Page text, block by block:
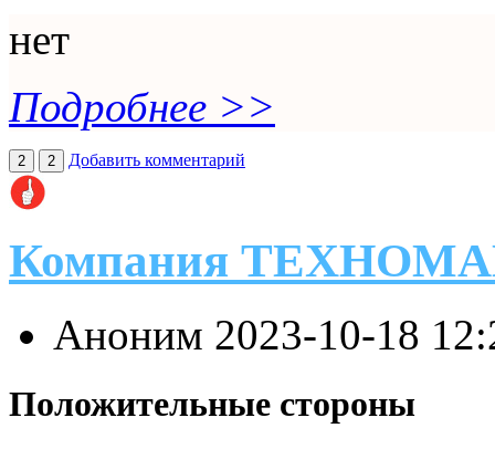
нет
Подробнее >>
2 2 Добавить комментарий
Компания
Аноним 2023-10-18
Положительные стороны